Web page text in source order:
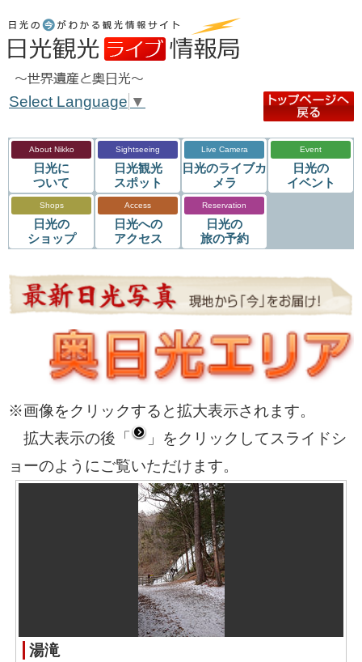
Select Language ▼
About Nikko
日光に
ついて
Sightseeing
日光観光
スポット
Live Camera
日光のライブカ
メラ
Event
日光の
イベント
Shops
日光の
ショップ
Access
日光への
アクセス
Reservation
日光の
旅の予約
※画像をクリックすると拡大表示されます。
拡大表示の後「
」をクリックしてスライドシ
ョーのようにご覧いただけます。
湯滝